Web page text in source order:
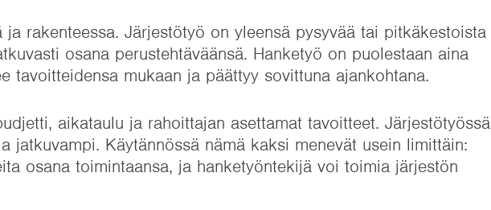
rakenteessa. Järjestötyö on yleensä pysyvää tai pitkäkestoista
osana perustehtäväänsä. Hanketyö on puolestaan aina
tavoitteidensa mukaan ja päättyy sovittuna ajankohtana.
aikataulu ja rahoittajan asettamat tavoitteet. Järjestötyössä
jatkuvampi. Käytännössä nämä kaksi menevät usein limittäin:
osana toimintaansa, ja hanketyöntekijä voi toimia järjestön